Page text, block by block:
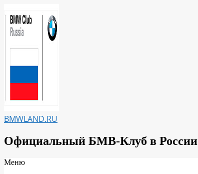
к
содержимому
BMWLAND.RU
Официальный БМВ-Клуб в России
Вторичное
Меню